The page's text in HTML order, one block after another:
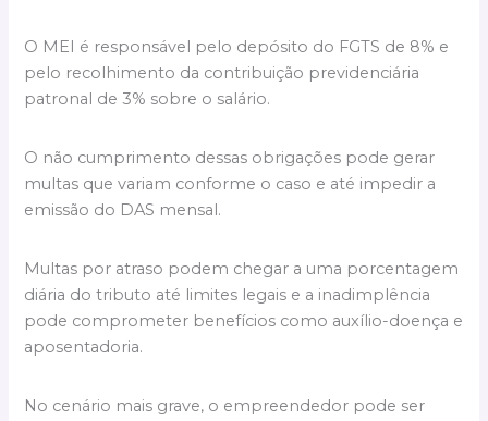
O MEI é responsável pelo depósito do FGTS de 8% e
pelo recolhimento da contribuição previdenciária
patronal de 3% sobre o salário.
O não cumprimento dessas obrigações pode gerar
multas que variam conforme o caso e até impedir a
emissão do DAS mensal.
Multas por atraso podem chegar a uma porcentagem
diária do tributo até limites legais e a inadimplência
pode comprometer benefícios como auxílio-doença e
aposentadoria.
No cenário mais grave, o empreendedor pode ser